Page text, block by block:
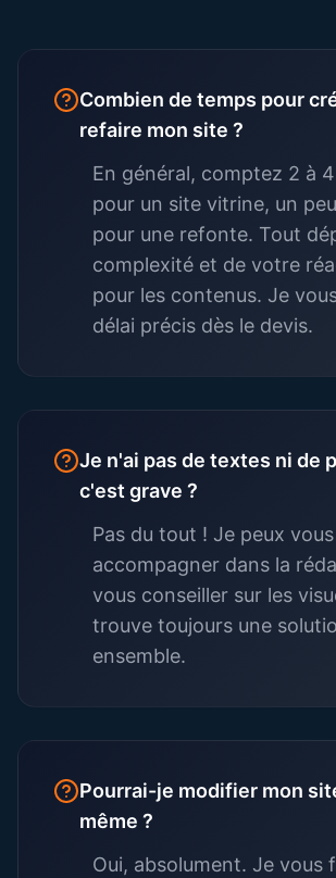
Combien de temps pour
refaire mon site ?
En général, comptez 2 à
pour un site vitrine, un
pour une refonte. Tout
complexité et de votre
pour les contenus. Je
délai précis dès le devis.
Je n'ai pas de textes ni de
c'est grave ?
Pas du tout ! Je peux vous
accompagner dans la
vous conseiller sur les
trouve toujours une
ensemble.
Pourrai-je modifier mon
même ?
Oui, absolument. Je vous